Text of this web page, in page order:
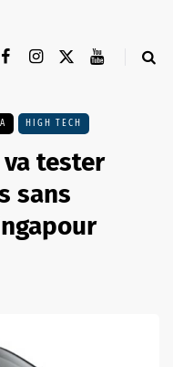
HIGH TECH
va tester
sans